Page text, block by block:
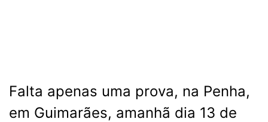
Falta apenas uma prova, na Penha,
em Guimarães, amanhã dia 13 de